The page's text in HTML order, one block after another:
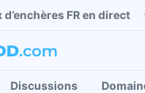
d’enchères FR en direct
Discussions